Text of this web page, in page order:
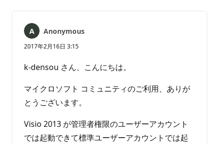
ト
あ
り
せ
ト
Anonymous
2017年2月16日 3:15
k-densou さん、こんにちは。
マイクロソフト コミュニティのご利用、ありが
とうございます。
Visio 2013 が管理者権限のユーザーアカウント
では起動できて標準ユーザーアカウントでは起